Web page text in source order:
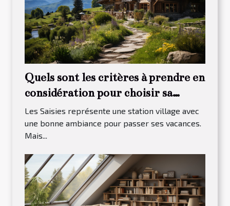
Quels sont les critères à prendre en
considération pour choisir sa
maison à louer dans Les Saisies ?
Les Saisies représente une station village avec
une bonne ambiance pour passer ses vacances.
Mais...